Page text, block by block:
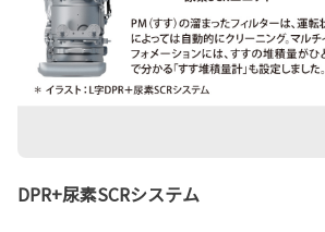
DPR+尿素SCRシステム